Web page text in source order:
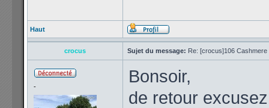
Haut
crocus Sujet du message: Re: [crocus]106
-
Bonsoir,
de retour